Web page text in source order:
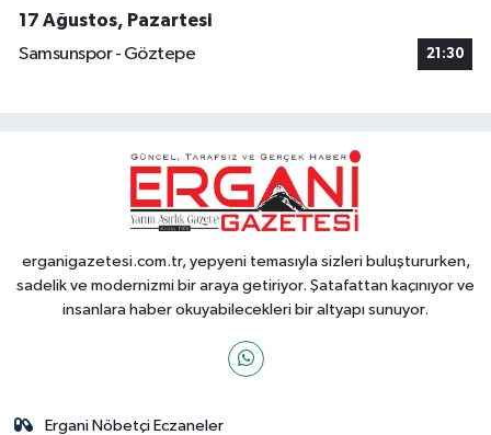
17 Ağustos, Pazartesi
Samsunspor - Göztepe
21:30
erganigazetesi.com.tr, yepyeni temasıyla sizleri buluştururken,
sadelik ve modernizmi bir araya getiriyor. Şatafattan kaçınıyor ve
insanlara haber okuyabilecekleri bir altyapı sunuyor.
Ergani Nöbetçi Eczaneler